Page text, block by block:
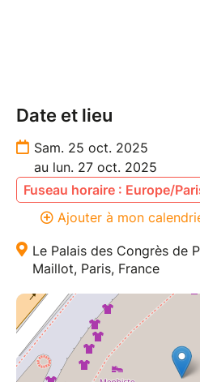
Date et lieu
Sam. 25 oct. 2025
au lun. 27 oct. 2025
Fuseau horaire : Europe/
Ajouter à mon
Le Palais des Congrès de
Maillot, Paris, France